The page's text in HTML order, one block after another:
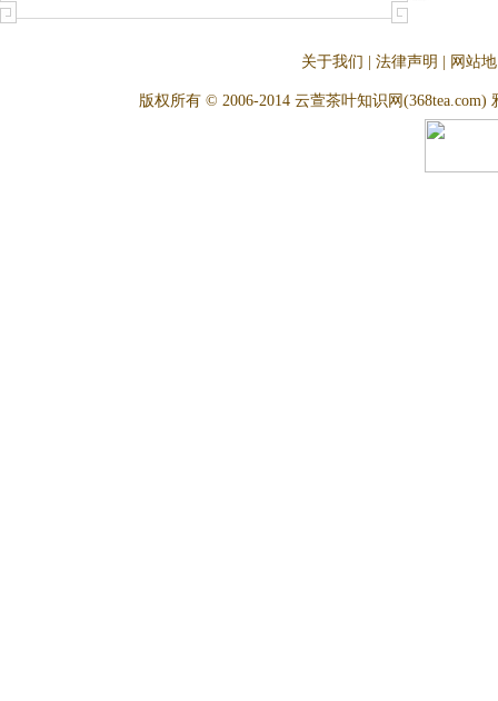
关于我们 法律声明 网站
版权所有 © 2006-2014 云萱茶叶知识网